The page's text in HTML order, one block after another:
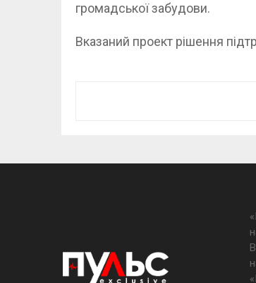
громадської забудови.
Вказаний проект рішення